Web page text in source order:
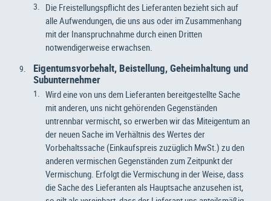
Die Freistellungspflicht des Lieferanten bezieht sich auf
alle Aufwendungen, die uns aus oder im Zusammenhang
mit der Inanspruchnahme durch einen Dritten
notwendigerweise erwachsen.
Eigentumsvorbehalt, Beistellung, Geheimhaltung und
Subunternehmer
Wird eine von uns dem Lieferanten bereitgestellte Sache
mit anderen, uns nicht gehörenden Gegenständen
untrennbar vermischt, so erwerben wir das Miteigentum an
der neuen Sache im Verhältnis des Wertes der
Vorbehaltssache (Einkaufspreis zuzüglich MwSt.) zu den
anderen vermischen Gegenständen zum Zeitpunkt der
Vermischung. Erfolgt die Vermischung in der Weise, dass
die Sache des Lieferanten als Hauptsache anzusehen ist,